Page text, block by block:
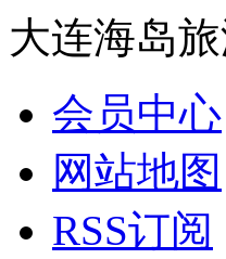
大连海岛
会员中心
网站地图
RSS订阅